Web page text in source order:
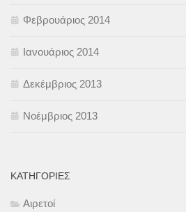
Φεβρουάριος 2014
Ιανουάριος 2014
Δεκέμβριος 2013
Νοέμβριος 2013
KΑΤΗΓΟΡΊΕΣ
Αιρετοί